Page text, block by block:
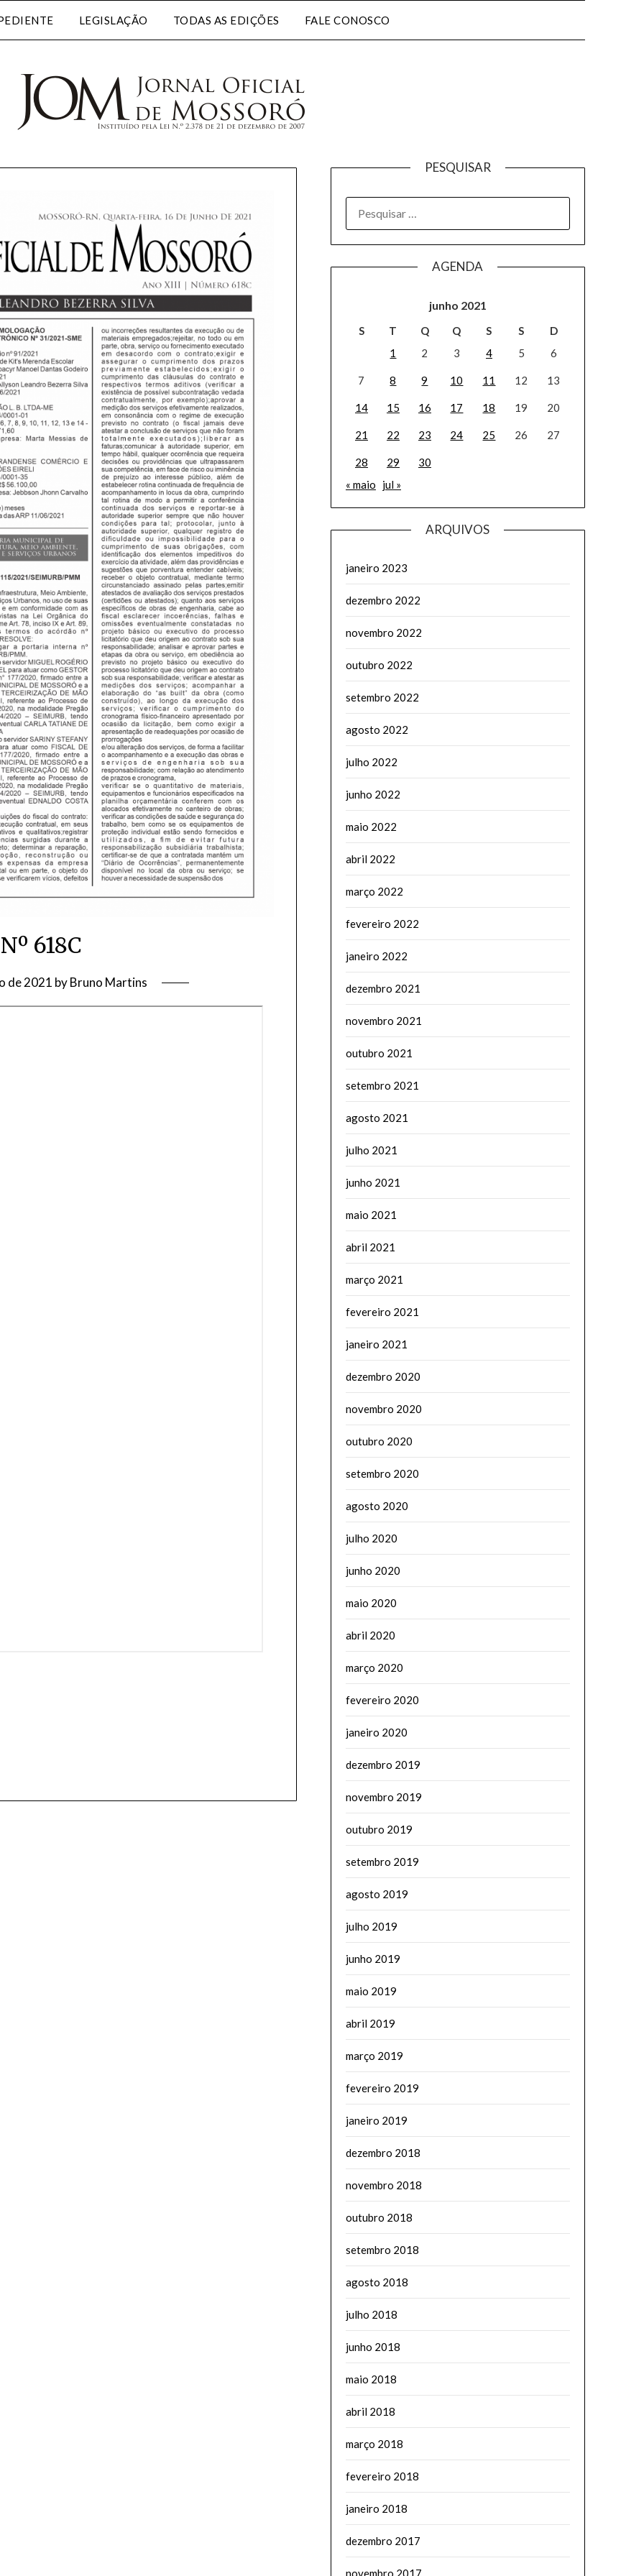
LEGISLAÇÃO TODAS AS EDIÇÕES FALE CONOSCO
618C
de 2021 byBruno Martins
PESQUISAR
AGENDA
junho 2021
S T Q Q S S
D
1
2 3 4 5 6
7 8 9 10 11 12 13
14 15 16 17 18 19 20
21 22 23 24 25 26 27
28 29
30
« maio
jul »
ARQUIVOS
janeiro 2023
dezembro 2022
novembro 2022
outubro 2022
setembro 2022
agosto 2022
julho 2022
junho 2022
maio 2022
abril 2022
março 2022
fevereiro 2022
janeiro 2022
dezembro 2021
novembro 2021
outubro 2021
setembro 2021
agosto 2021
julho 2021
junho 2021
maio 2021
abril 2021
março 2021
fevereiro 2021
janeiro 2021
dezembro 2020
novembro 2020
outubro 2020
setembro 2020
agosto 2020
julho 2020
junho 2020
maio 2020
abril 2020
março 2020
fevereiro 2020
janeiro 2020
dezembro 2019
novembro 2019
outubro 2019
setembro 2019
agosto 2019
julho 2019
junho 2019
maio 2019
abril 2019
março 2019
fevereiro 2019
janeiro 2019
dezembro 2018
novembro 2018
outubro 2018
setembro 2018
agosto 2018
julho 2018
junho 2018
maio 2018
abril 2018
março 2018
fevereiro 2018
janeiro 2018
dezembro 2017
novembro 2017